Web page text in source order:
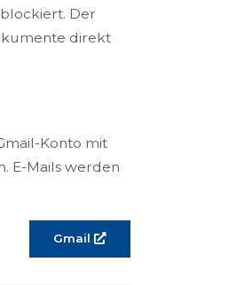
Der
direkt
Konto mit
E-Mails werden
Gmail